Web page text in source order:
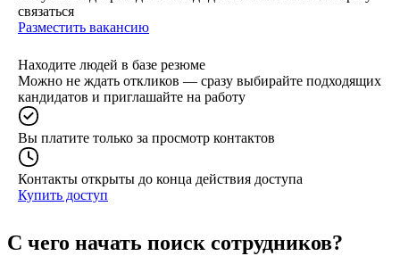
связаться
Разместить вакансию
Находите людей в базе резюме
Можно не ждать откликов — сразу выбирайте подходящих
кандидатов и приглашайте на работу
Вы платите только за просмотр контактов
Контакты открыты до конца действия доступа
Купить доступ
С чего начать поиск сотрудников?